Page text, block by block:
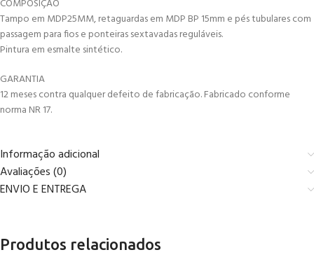
COMPOSIÇÃO
Tampo em MDP25MM, retaguardas em MDP BP 15mm e pés tubulares com
passagem para fios e ponteiras sextavadas reguláveis.
Pintura em esmalte sintético.
GARANTIA
12 meses contra qualquer defeito de fabricação. Fabricado conforme
norma NR 17.
Informação adicional
Avaliações (0)
ENVIO E ENTREGA
Produtos relacionados